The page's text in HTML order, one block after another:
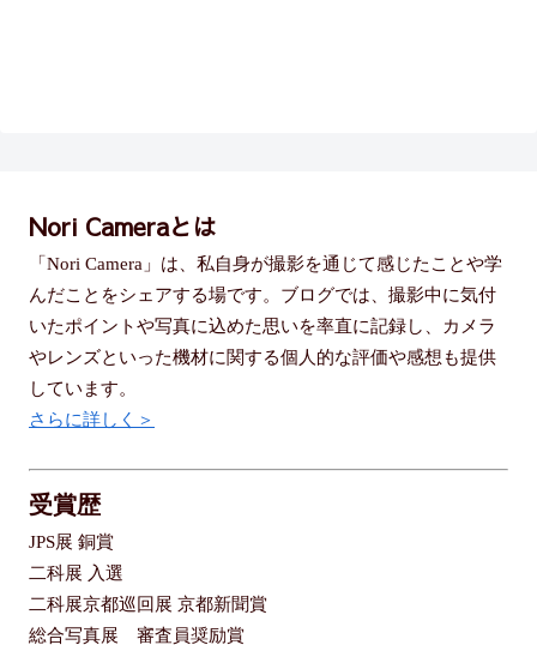
Nori Cameraとは
「Nori Camera」は、私自身が撮影を通じて感じたことや学
んだことをシェアする場です。ブログでは、撮影中に気付
いたポイントや写真に込めた思いを率直に記録し、カメラ
やレンズといった機材に関する個人的な評価や感想も提供
しています。
さらに詳しく＞
受賞歴
JPS展 銅賞
二科展 入選
二科展京都巡回展 京都新聞賞
総合写真展 審査員奨励賞